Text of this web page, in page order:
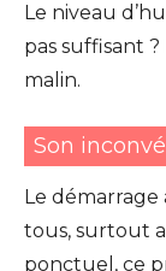
Le niveau
pas suffisant
malin.
Son
Le
tous, surtout
ponctuel, ce